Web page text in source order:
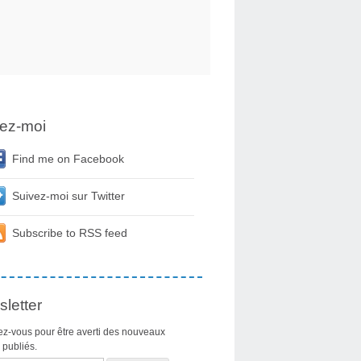
moi
Find me on Facebook
Suivez-moi sur Twitter
Subscribe to RSS feed
vous pour être averti des nouveaux
publiés.